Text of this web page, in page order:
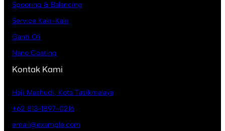
Spooring & Balancing
Service Kaki-Kaki
Ganti Oli
Nano Coating
Kontak Kami
Haji Mashudi, Kota Tasikmalaya
+62 813-1897-0216
email@example.com